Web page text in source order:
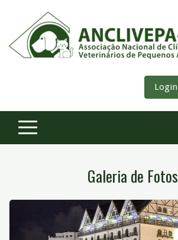
Login
Galeria de Fotos